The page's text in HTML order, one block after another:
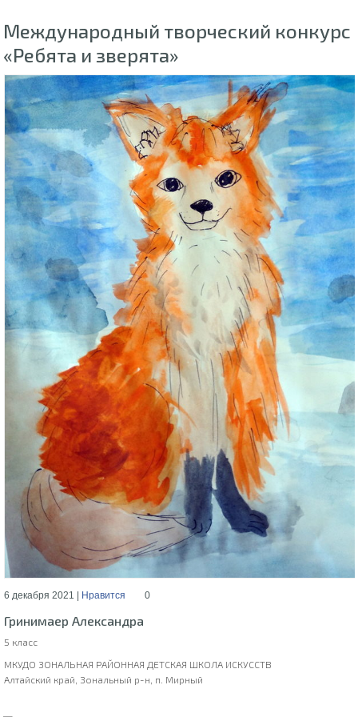
Международный творческий конкурс
«Ребята и зверята»
6 декабря 2021 | Нравится 0
Гринимаер Александра
5 класс
МКУДО ЗОНАЛЬНАЯ РАЙОННАЯ ДЕТСКАЯ ШКОЛА ИСКУССТВ
Алтайский край, Зональный р-н, п. Мирный